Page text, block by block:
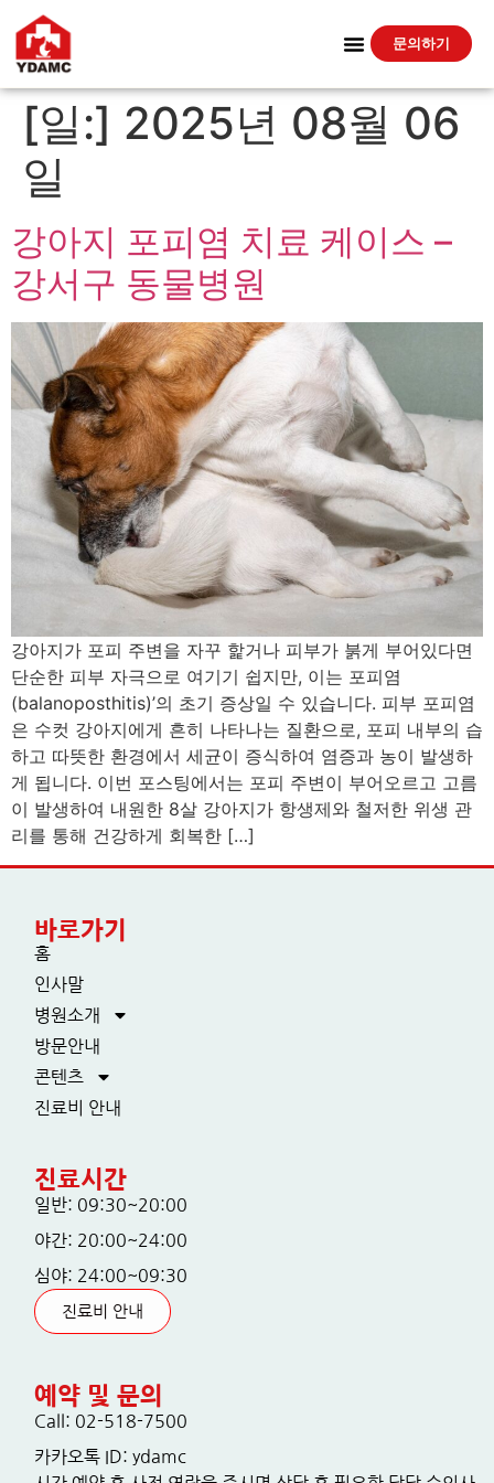
문의하기
[일:] 2025년 08월 06
일
강아지 포피염 치료 케이스 –
강서구 동물병원
강아지가 포피 주변을 자꾸 핥거나 피부가 붉게 부어있다면
단순한 피부 자극으로 여기기 쉽지만, 이는 포피염
(balanoposthitis)’의 초기 증상일 수 있습니다. 피부 포피염
은 수컷 강아지에게 흔히 나타나는 질환으로, 포피 내부의 습
하고 따뜻한 환경에서 세균이 증식하여 염증과 농이 발생하
게 됩니다. 이번 포스팅에서는 포피 주변이 부어오르고 고름
이 발생하여 내원한 8살 강아지가 항생제와 철저한 위생 관
리를 통해 건강하게 회복한 […]
바로가기
홈
인사말
병원소개
방문안내
콘텐츠
진료비 안내
진료시간
일반: 09:30~20:00
야간: 20:00~24:00
심야: 24:00~09:30
진료비 안내
예약 및 문의
Call: 02-518-7500
카카오톡 ID: ydamc